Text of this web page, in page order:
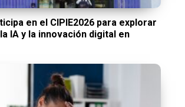
en el CIPIE2026 para explorar
IA y la innovación digital en